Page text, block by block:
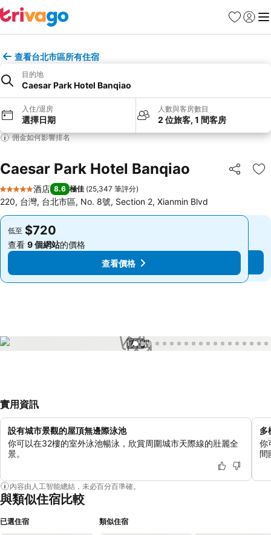
收藏夾
登入 選
查看台北市區所有住宿
目的地
Caesar Park Hotel Banqiao
入住/退房
選擇日期
人數與客房數目
2 位旅客, 1 間客房
佣金如何影響排名
Caesar Park Hotel Banqiao 分享
放
5 星級
酒店 8.6 極佳 (25,347 筆評分)
220, 台灣, 台北市區, No. 8號, Section 2, Xianmin Blvd
低至 $720
查看 9 個網站的價格
查看價格
低至 $720
查看 9 個網站的價格
查看價格
1 / 75
實用資訊
設有城市景觀的屋頂無邊際泳池
你可以在32樓的室外泳池暢泳，欣賞周圍城市天際線的壯麗全
景。
多
你
間
內容由人工智能總結，未必百分百準確。
與類似住宿比較
已選住宿 類似住宿